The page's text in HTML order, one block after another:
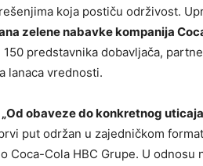
koja postiču održivost.
zelene nabavke kompanija
predstavnika dobavljača,
lanaca vrednosti.
„Od obaveze do konkretnog
put održan u zajedničkom
Coca-Cola HBC Grupe. U